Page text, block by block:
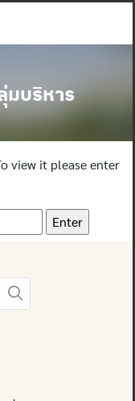
มบริหาร
view it please enter